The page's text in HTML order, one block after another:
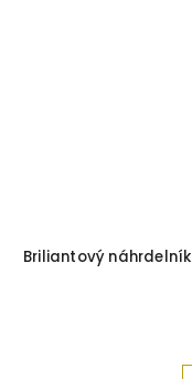
Briliantový náhrdelník